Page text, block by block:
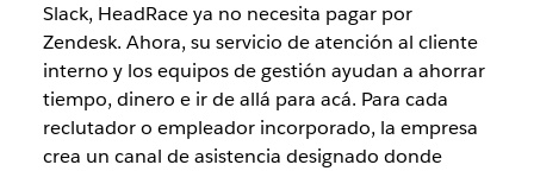
Slack, HeadRace ya no necesita pagar por
Zendesk. Ahora, su servicio de atención al cliente
interno y los equipos de gestión ayudan a ahorrar
tiempo, dinero e ir de allá para acá. Para cada
reclutador o empleador incorporado, la empresa
crea un canal de asistencia designado donde